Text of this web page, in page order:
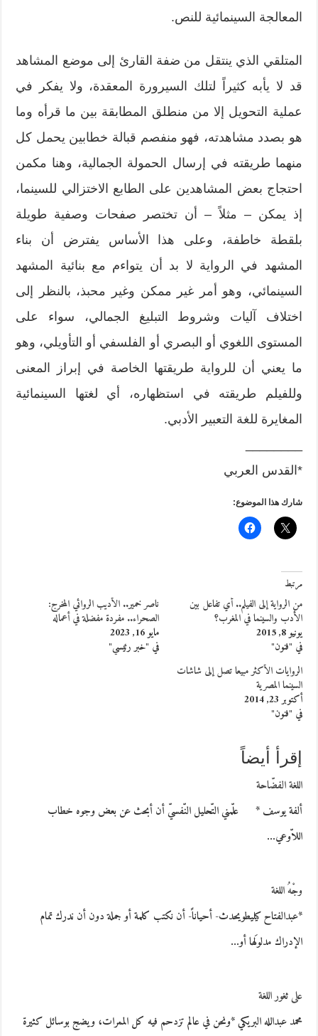
المعالجة السينمائية للنص.
المتلقي الذي ينتقل من ضفة القارئ إلى موضع المشاهد
قد لا يأبه كثيراً لتلك السيرورة المعقدة، ولا يفكر في
عملية التحويل إلا من منطلق المطابقة بين ما قرأه وما
هو بصدد مشاهدته، فهو منفصم قبالة خطابين يحمل كل
منهما طريقته في إرسال الحمولة الجمالية، وهنا مكمن
احتجاج بعض المشاهدين على الطابع الاختزالي للسينما،
إذ يمكن – مثلاً – أن تختصر صفحات وصفية طويلة
بلقطة خاطفة، وعلى هذا الأساس يفترض أن بناء
المشهد في الرواية لا بد أن يتواءم مع بنائية المشهد
السينمائي، وهو أمر غير ممكن وغير محبذ، بالنظر إلى
اختلاف آليات وشروط التبليغ الجمالي، سواء على
المستوى اللغوي أو البصري أو الفلسفي أو التأويلي، وهو
ما يعني أن للرواية طريقتها الخاصة في إبراز المعنى
وللفيلم طريقته في استظهاره، أي لغتها السينمائية
المغايرة للغة التعبير الأدبي.
*القدس العربي
شارك هذا الموضوع:
مرتبط
من الرواية إلى الفيلم.. أي تفاعل بين
الأدب والسينما في المغرب؟
يونيو 8, 2015
في "فنون"
ناصر خمير.. الأديب الروائي المخرج:
الصحراء.. مفردة مفضلة في أعماله
مايو 16, 2023
في "خبر رئيسي"
الروايات الأكثر مبيعا تصل إلى شاشات
السينما المصرية
أكتوبر 23, 2014
في "فنون"
إقرأ أيضاً
اللغة الفضّاحة
ألفة يوسف * علّمني التّحليل النّفسيّ أن أبحث عن بعض وجوه خطاب
اللاّوعي…
وجْهُ اللغة
*عبدالفتاح كيليطويحدث- أحياناً- أن نكتب كلمة أو جملة دون أن ندرك تمام
الإدراك مدلولَها أو…
على ثغور اللغة
محمد عبدالله البريكي *ونحن في عالم تزدحم فيه كل الممرات، ويضج بوسائل كثيرة